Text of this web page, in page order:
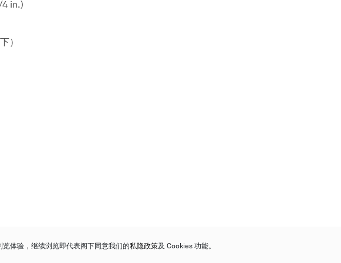
4 in.)
）
体验，继续浏览即代表阁下同意我们的私隐政策及 Cookies 功能。